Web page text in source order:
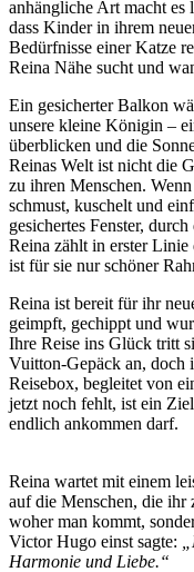
anhängliche Art macht
dass Kinder in ihrem
Bedürfnisse einer Katze
Reina Nähe sucht und
Ein gesicherter Balkon
unsere kleine Königin –
überblicken und die
Reinas Welt ist nicht die
zu ihren Menschen.
schmust, kuschelt und
gesichertes Fenster,
Reina zählt in erster Linie
ist für sie nur schöner
Reina ist bereit für ihr
geimpft, gechippt und
Ihre Reise ins Glück tritt
Vuitton-Gepäck an, doch
Reisebox, begleitet von
jetzt noch fehlt, ist ein
endlich ankommen darf.
Reina wartet mit einem
auf die Menschen, die ihr
woher man kommt,
Victor Hugo einst sagte:
Harmonie und Liebe.“